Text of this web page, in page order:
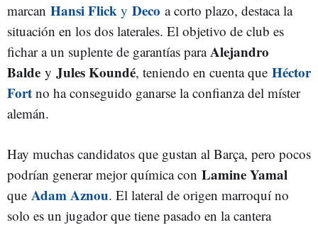
marcan Hansi Flick y Deco a corto plazo, destaca la
situación en los dos laterales. El objetivo de club es
fichar a un suplente de garantías paraAlejandro
Balde y Jules Koundé, teniendo en cuenta que Héctor
Fort no ha conseguido ganarse la confianza del míster
alemán.
Hay muchas candidatos que gustan al Barça, pero pocos
podrían generar mejor química con Lamine Yamal
que Adam Aznou. El lateral de origen marroquí no
solo es un jugador que tiene pasado en la cantera